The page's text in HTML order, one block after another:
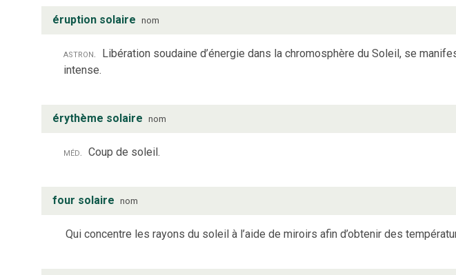
éruption solaire nom
astron. Libération soudaine d’énergie dans la chromosphère du Soleil, se
intense.
érythème solaire nom
méd. Coup de soleil.
four solaire nom
Qui concentre les rayons du soleil à l’aide de miroirs afin d’obtenir des